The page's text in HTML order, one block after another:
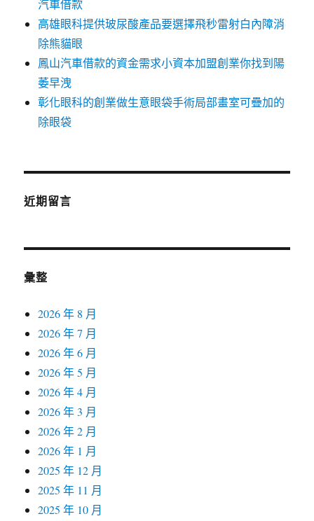
汽車借款
高雄眼科提供玻尿酸產品要選擇飛秒雷射白內障消
除熊貓眼
鳳山汽車借款的資金需求小資本加盟創業你找到陽
萎早洩
彰化眼科的創業做生意眼袋手術局部畫室可疊加的
除眼袋
近期留言
彙整
2026 年 8 月
2026 年 7 月
2026 年 6 月
2026 年 5 月
2026 年 4 月
2026 年 3 月
2026 年 2 月
2026 年 1 月
2025 年 12 月
2025 年 11 月
2025 年 10 月